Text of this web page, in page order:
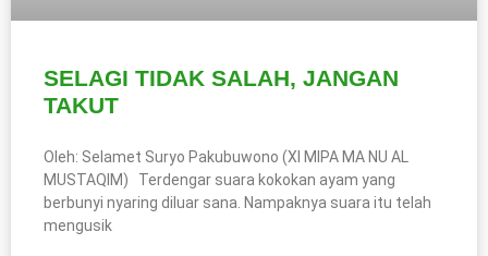
SELAGI TIDAK SALAH, JANGAN
TAKUT
Oleh: Selamet Suryo Pakubuwono (XI MIPA MA NU AL
MUSTAQIM) Terdengar suara kokokan ayam yang
berbunyi nyaring diluar sana. Nampaknya suara itu telah
mengusik